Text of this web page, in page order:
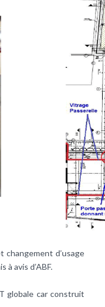
changement d’usage
à avis d’ABF.
globale car construit